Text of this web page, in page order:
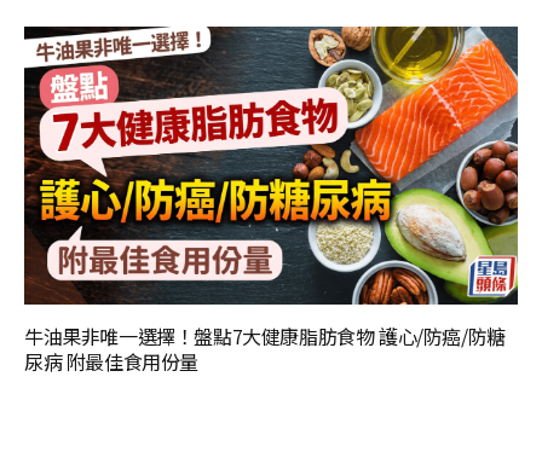
牛油果非唯一選擇！盤點7大健康脂肪食物 護心/防癌/防糖
尿病 附最佳食用份量